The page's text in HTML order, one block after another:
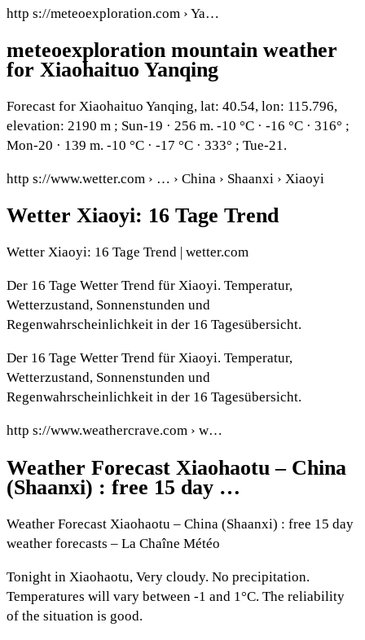
http s://meteoexploration.com › Ya…
meteoexploration mountain weather
for Xiaohaituo Yanqing
Forecast for Xiaohaituo Yanqing, lat: 40.54, lon: 115.796,
elevation: 2190 m ; Sun-19 · 256 m. -10 °C · -16 °C · 316° ;
Mon-20 · 139 m. -10 °C · -17 °C · 333° ; Tue-21.
http s://www.wetter.com › … › China › Shaanxi › Xiaoyi
Wetter Xiaoyi: 16 Tage Trend
Wetter Xiaoyi: 16 Tage Trend | wetter.com
Der 16 Tage Wetter Trend für Xiaoyi. Temperatur,
Wetterzustand, Sonnenstunden und
Regenwahrscheinlichkeit in der 16 Tagesübersicht.
Der 16 Tage Wetter Trend für Xiaoyi. Temperatur,
Wetterzustand, Sonnenstunden und
Regenwahrscheinlichkeit in der 16 Tagesübersicht.
http s://www.weathercrave.com › w…
Weather Forecast Xiaohaotu – China
(Shaanxi) : free 15 day …
Weather Forecast Xiaohaotu – China (Shaanxi) : free 15 day
weather forecasts – La Chaîne Météo
Tonight in Xiaohaotu, Very cloudy. No precipitation.
Temperatures will vary between -1 and 1°C. The reliability
of the situation is good.